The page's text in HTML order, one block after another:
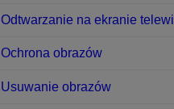
Odtwarzanie na ekranie
Ochrona obrazów
Usuwanie obrazów